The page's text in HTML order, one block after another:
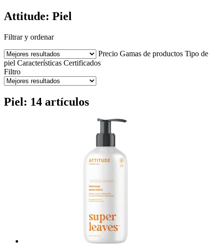
Attitude: Piel
Filtrar y ordenar
Precio Gamas de productos Tipo de
piel Características Certificados
Filtro
Piel: 14 artículos